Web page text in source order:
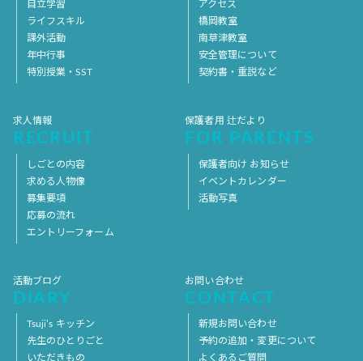
自立学習
ライフスキル
課外活動
年中行事
特別授業・SST
アクセス
橋岡教室
南草津教室
安全管理について
契約書・重説など
求人情報
RECRUIT
しごとの内容
求める人物像
募集要項
応募の流れ
エントリーフォーム
保護者用 辻だより
FOR PARENTS
保護者向け お知らせ
イベントカレンダー
活動写真
活動ブログ
DIARY
Tsuji’s キッチン
先生のひとりごと
いただきもの
お問い合わせ
CONTACT
新規お問い合わせ
予約の追加・変更について
よくあるご質問